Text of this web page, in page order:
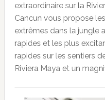
extraordinaire sur la
Cancun vous propose
extrêmes dans la jungle
rapides et les plus
rapides sur les sentiers
Riviera Maya et un